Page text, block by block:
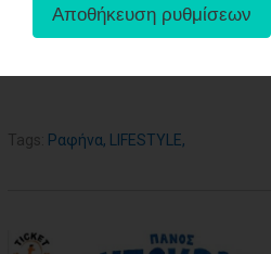
Tags: Ραφήνα, LIFESTYLE,